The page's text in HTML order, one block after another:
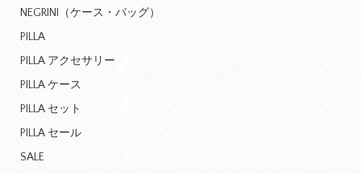
NEGRINI（ケース・バッグ）
PILLA
PILLA アクセサリー
PILLA ケース
PILLA セット
PILLA セール
SALE